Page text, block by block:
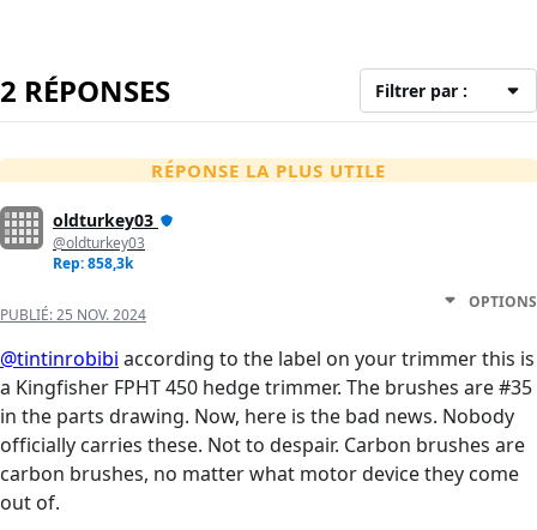
2 RÉPONSES Filtrer par :
RÉPONSE LA PLUS UTILE
oldturkey03
@oldturkey03
Rep: 858,3k
PUBLIÉ:25 NOV. 2024
OPTIONS
@tintinrobibi according to the label on your trimmer this is
a Kingfisher FPHT 450 hedge trimmer. The brushes are #35
in the parts drawing. Now, here is the bad news. Nobody
officially carries these. Not to despair. Carbon brushes are
carbon brushes, no matter what motor device they come
out of.